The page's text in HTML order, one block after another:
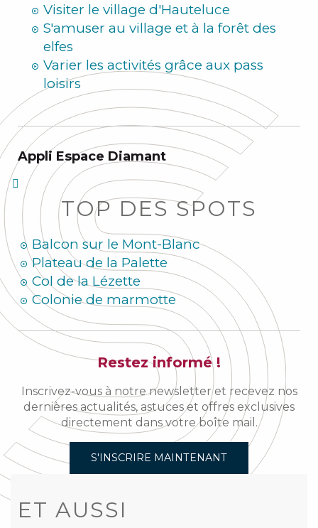
Visiter le village d'Hauteluce
S'amuser au village et à la forêt des
elfes
Varier les activités grâce aux pass
loisirs
Appli Espace Diamant
TOP DES SPOTS
Balcon sur le Mont-Blanc
Plateau de la Palette
Col de la Lézette
Colonie de marmotte
Restez informé !
Inscrivez-vous à notre newsletter et recevez nos
dernières actualités, astuces et offres exclusives
directement dans votre boîte mail.
S'INSCRIRE MAINTENANT
ET AUSSI